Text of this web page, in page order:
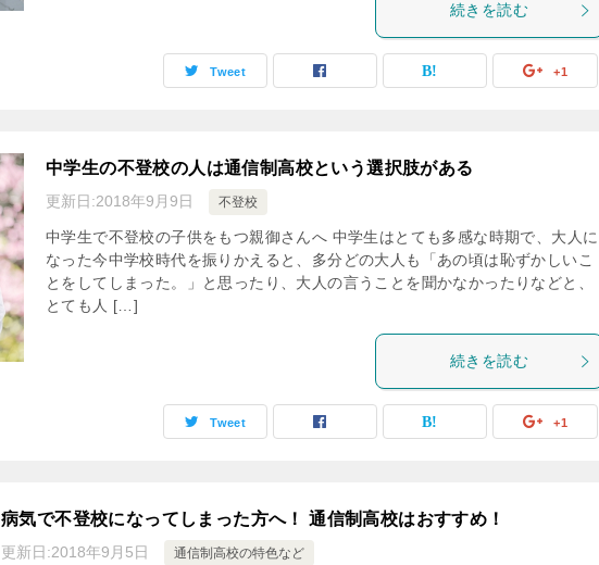
続きを読む
Tweet +1
中学生の不登校の人は通信制高校という選択肢がある
更新日:2018年9月9日 不登校
中学生で不登校の子供をもつ親御さんへ 中学生はとても多感な時期で、大人に
なった今中学校時代を振りかえると、多分どの大人も「あの頃は恥ずかしいこ
とをしてしまった。」と思ったり、大人の言うことを聞かなかったりなどと、
とても人 […]
続きを読む
Tweet +1
病気で不登校になってしまった方へ！ 通信制高校はおすすめ！
更新日:2018年9月5日 通信制高校の特色など